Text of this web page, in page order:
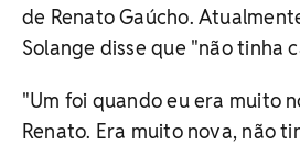
de Renato Gaúcho.
Solange disse que "não tinha
"Um foi quando eu era muito
Renato. Era muito nova, não